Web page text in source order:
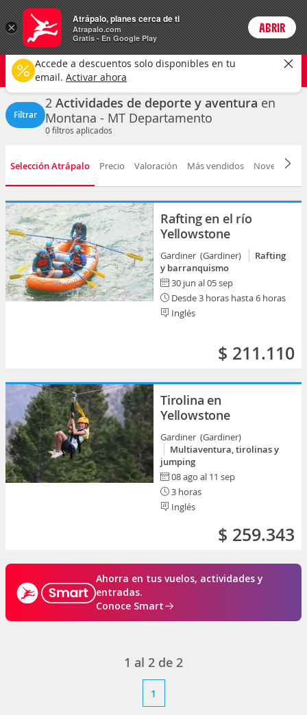
Actividades Login
Montana - MT
Deportes y aventuras Cualquier fecha
CAMBIAR
Filtrar
2 Actividades de deporte y aventura en
Montana - MT Departamento
0filtros aplicados
Selección Atrápalo Precio Valoración Más vendidos Novedad
Rafting en el río
Yellowstone
Gardiner (Gardiner)
Rafting
y barranquismo
30 jun al 05 sep
Desde 3 horas hasta 6 horas
Inglés
$ 211.110
Tirolina en
Yellowstone
Gardiner (Gardiner)
Multiaventura, tirolinas y
jumping
08 ago al 11 sep
3 horas
Inglés
$ 259.343
Ahorra en tus vuelos, actividades y
entradas.
Conoce Smart
1 al 2 de 2
1
×
Atrápalo, planes cerca de ti
Atrapalo.com
Gratis - En Google Play
ABRIR
Accede a descuentos solo disponibles en tu
email. Activar ahora